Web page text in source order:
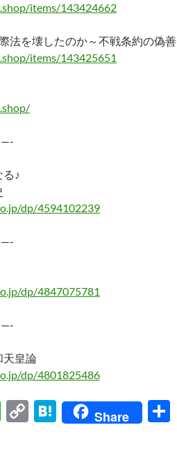
items/143424662
法を壊したのか～不戦条約の偽善
items/143425651
♪
dp/4594102239
dp/4847075781
皇論
dp/4801825486
Li
C
H
at
Share